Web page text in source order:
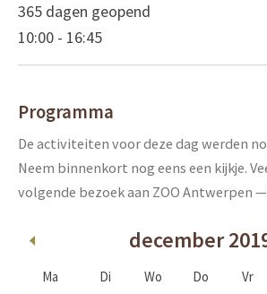
365 dagen geopend
10:00 - 16:45
Programma
De activiteiten voor deze dag werden
Neem binnenkort nog eens een kijkje.
volgende bezoek aan ZOO Antwerpen
december
Ma Di Wo Do Vr